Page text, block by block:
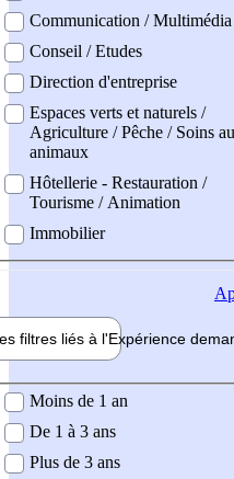
Communication /
Conseil / Etudes
Direction d'entreprise
Espaces verts et naturels /
Agriculture / Pêche / Soins
animaux
Hôtellerie - Restauration /
Tourisme / Animation
Immobilier
filtres liés à l'Expérience
demandée
Moins de 1 an
De 1 à 3 ans
Plus de 3 ans